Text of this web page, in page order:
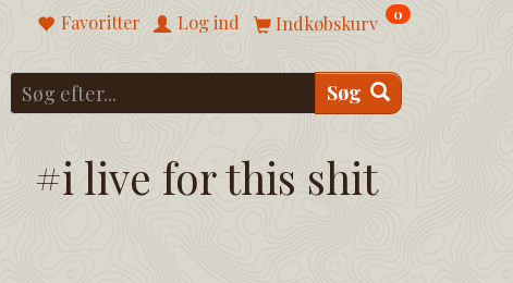
Indkøbskurv 0
Favoritter Log ind
Søg
#i live for this shit